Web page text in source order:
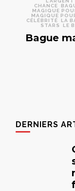
CHANCE
MAGIQUE
MAGIQUE
CÉLÉBRITÉ
LA
STARS
LE
Bague
DERNIERS